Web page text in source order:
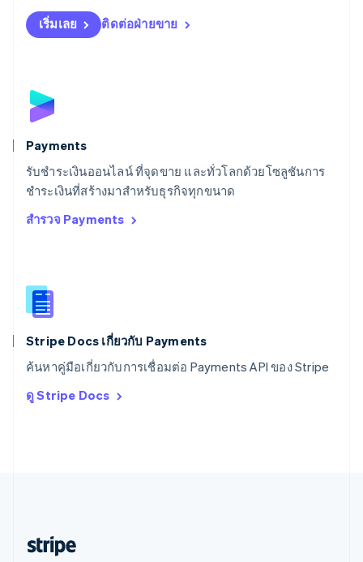
เริ่มเลย ติดต่อฝ่ายขาย
Payments
รับชำระเงินออนไลน์ ที่จุดขาย และทั่วโลกด้วยโซลูชันการ
ชำระเงินที่สร้างมาสำหรับธุรกิจทุกขนาด
สำรวจ Payments
Stripe Docs เกี่ยวกับ Payments
ค้นหาคู่มือเกี่ยวกับการเชื่อมต่อ Payments API ของ Stripe
ดู Stripe Docs
สโลวาเกีย
English
Deutsch
สวีเดน
สหรัฐอเมริกา
English Español简体中文
สหรัฐอาหรับเอมิเรตส์
สหราชอาณาจักร
สิงคโปร์
English
ออสเตรเลีย
English
DeutschEnglish
ItalianoEnglish